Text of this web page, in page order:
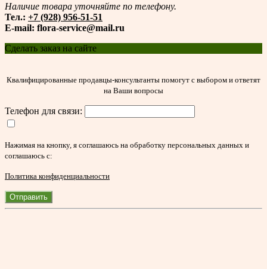
Наличие товара уточняйте по телефону.
Тел.: +7 (928) 956-51-51
E-mail: flora-service@mail.ru
Сделать заказ на сайте
Квалифицированные продавцы-консультанты помогут с выбором и ответят
на Ваши вопросы
Телефон для связи:
Нажимая на кнопку, я соглашаюсь на обработку персональных данных и
соглашаюсь с:
Политика конфиденциальности
Отправить